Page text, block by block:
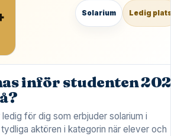
Solarium Ledig
inför studenten
ledig för dig som erbjuder solarium i
aktören i kategorin när elever och